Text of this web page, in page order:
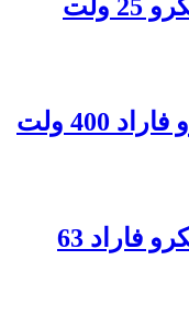
خازن الکترولیتی 220 میکرو فاراد 63